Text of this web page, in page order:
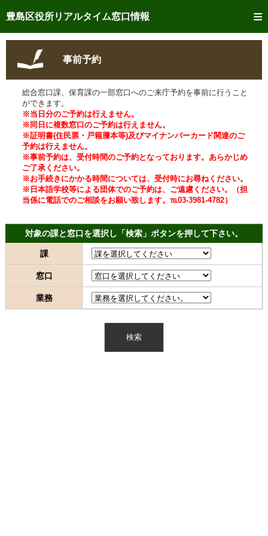
豊島区役所リアルタイム窓口情報
トップページへ
ご利用方法
事前予約
予約状況確認
リアルタイム窓口混雑状況
リアルタイム交付状況確認
メール通知登録
混雑予想カレンダー
事前予約
総合窓口課、保育課の一部窓口へのご来庁予約を事前に行うこと
ができます。
※当日分のご予約は行えません。
※同日に複数窓口のご予約は行えません。
※証明書(住民票・戸籍謄本等)及びマイナンバーカード関連のご
予約は行えません。
※事前予約は、受付時間のご予約となっております。あらかじめ
ご了承ください。
※お手続きにかかる時間については、受付時にお尋ねください。
※日本語学校等による団体でのご予約は、ご遠慮ください。（担
当係に電話でのご相談をお願い致します。℡03-3981-4782）
対象の課と窓口を選択し「検索」ボタンを押して下さい。
課
窓口
業務